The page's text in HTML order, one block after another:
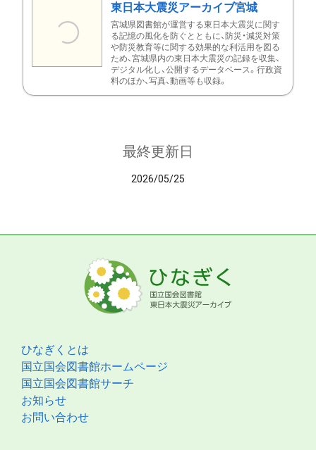
東日本大震災アーカイブ宮城
宮城県図書館が運営する東日本大震災に関す
る記憶の風化を防ぐとともに、防災・減災対策
や防災教育等に関する効果的な利活用を図る
ため、宮城県内の東日本大震災の記録を収集、
デジタル化し、公開するデータベース。行政資
料のほか、写真、動画等も収録。
最終更新日
2026/05/25
ひなぎくとは
国立国会図書館ホームページ
国立国会図書館サーチ
お知らせ
お問い合わせ